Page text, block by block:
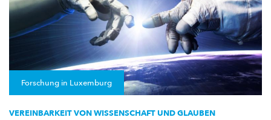
Forschung in Luxemburg
VEREINBARKEIT VON WISSENSCHAFT UND GLAUBEN